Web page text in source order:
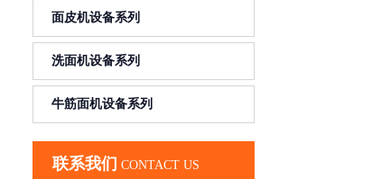
面皮机设备系列
洗面机设备系列
牛筋面机设备系列
联系我们 CONTACT US